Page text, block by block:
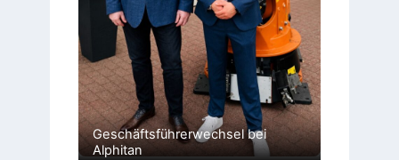
Geschäftsführerwechsel bei
Alphitan